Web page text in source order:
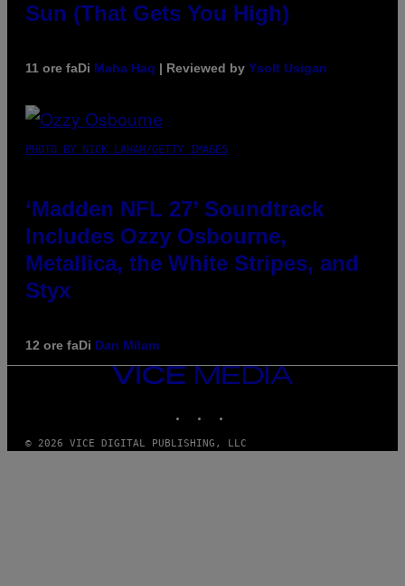
Sun (That Gets You High)
11 ore faDi Maha Haq | Reviewed by Ysolt Usigan
PHOTO BY NICK LAHAM/GETTY IMAGES
‘Madden NFL 27’ Soundtrack
Includes Ozzy Osbourne,
Metallica, the White Stripes, and
Styx
12 ore faDi Dan Milam
VICE
© 2026 VICE DIGITAL PUBLISHING, LLC